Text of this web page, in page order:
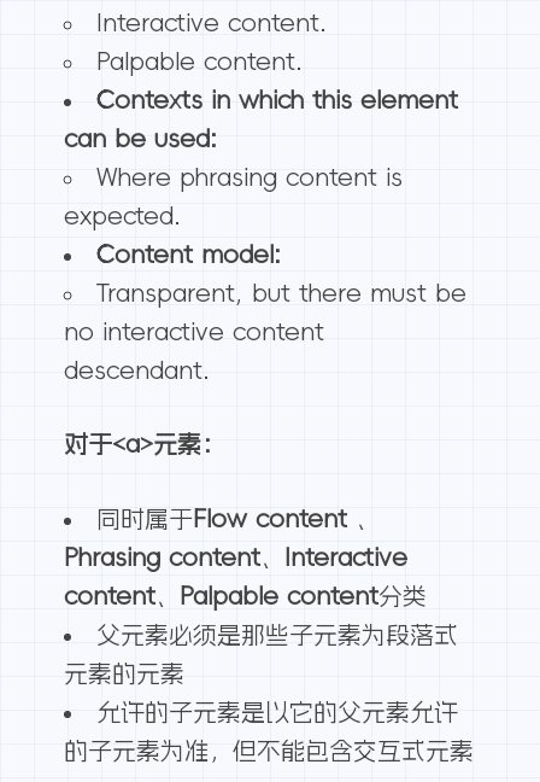
Interactive content.
Palpable content.
Contexts in which this element
can be used:
Where phrasing content is
expected.
Content model:
Transparent, but there must be
no interactive content
descendant.
对于<a>元素：
同时属于Flow content、
Phrasing content、
Interactive
content、 Palpable content分类
父元素必须是那些子元素为段落式
元素的元素
允许的子元素是以它的父元素允许
的子元素为准，但不能包含交互式元素